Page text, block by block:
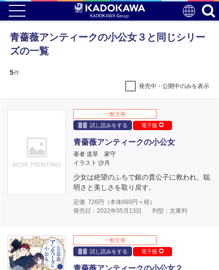
青薔薇アンティークの小公女３と同じシリー
ズの一覧
5件
発売中・公開中のみを表示
一般文庫
試し読みをする
電子版
青薔薇アンティークの小公女
著者 道草 家守
イラスト 沙月
少女は絶望のふちで銀の貴公子に救われ、聡
明さと美しさを取り戻す。
定価 726 円（本体660円＋税）
発売日：2022年05月13日
判型：文庫判
一般文庫
試し読みをする
電子版
青薔薇アンティークの小公女２